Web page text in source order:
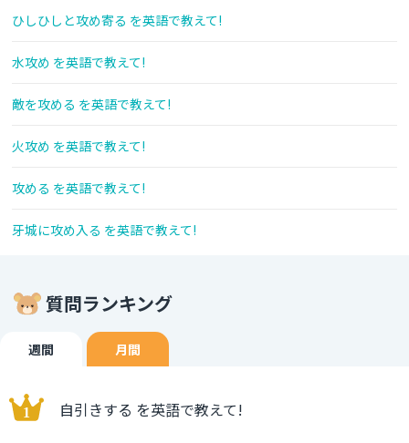
ひしひしと攻め寄る を英語で教えて!
水攻め を英語で教えて!
敵を攻める を英語で教えて!
火攻め を英語で教えて!
攻める を英語で教えて!
牙城に攻め入る を英語で教えて!
質問ランキング
週間 月間
自引きする を英語で教えて!